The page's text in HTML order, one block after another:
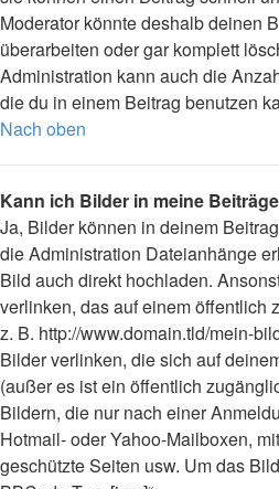
Moderator könnte deshalb deinen
überarbeiten oder gar komplett
Administration kann auch die
die du in einem Beitrag benutzen
Nach oben
Kann ich Bilder in meine
Ja, Bilder können in deinem
die Administration Dateianhänge
Bild auch direkt hochladen.
verlinken, das auf einem öffentlich
z. B. http://www.domain.tld/mein-
Bilder verlinken, die sich auf
(außer es ist ein öffentlich
Bildern, die nur nach einer
Hotmail- oder Yahoo-Mailboxen,
geschützte Seiten usw. Um das